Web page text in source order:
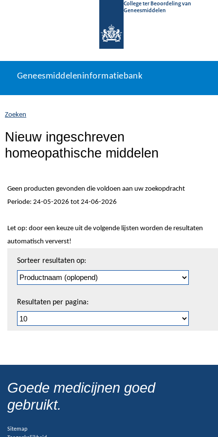
College ter Beoordeling van
Geneesmiddelen
naar
Geneesmiddeleninformatiebank
U
zich
hier:
Geneesmiddeleninformatiebank
Zoeken
Nieuw ingeschreven
homeopathische middelen
Geen producten gevonden die voldoen aan uw zoekopdracht
Periode: 24-05-2026 tot 24-06-2026
Let op: door een keuze uit de volgende lijsten worden de resultaten
automatisch ververst!
pagineren
Sorteer resultaten op:
Resultaten per pagina:
Goede medicijnen goed
gebruikt.
Sitemap